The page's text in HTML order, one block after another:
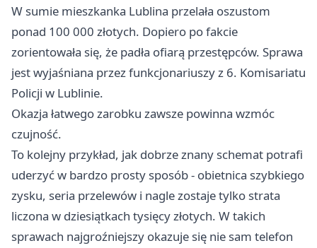
W sumie mieszkanka Lublina przelała oszustom
ponad 100 000 złotych. Dopiero po fakcie
zorientowała się, że padła ofiarą przestępców. Sprawa
jest wyjaśniana przez funkcjonariuszy z 6. Komisariatu
Policji w Lublinie.
Okazja łatwego zarobku zawsze powinna wzmóc
czujność.
To kolejny przykład, jak dobrze znany schemat potrafi
uderzyć w bardzo prosty sposób - obietnica szybkiego
zysku, seria przelewów i nagle zostaje tylko strata
liczona w dziesiątkach tysięcy złotych. W takich
sprawach najgroźniejszy okazuje się nie sam telefon